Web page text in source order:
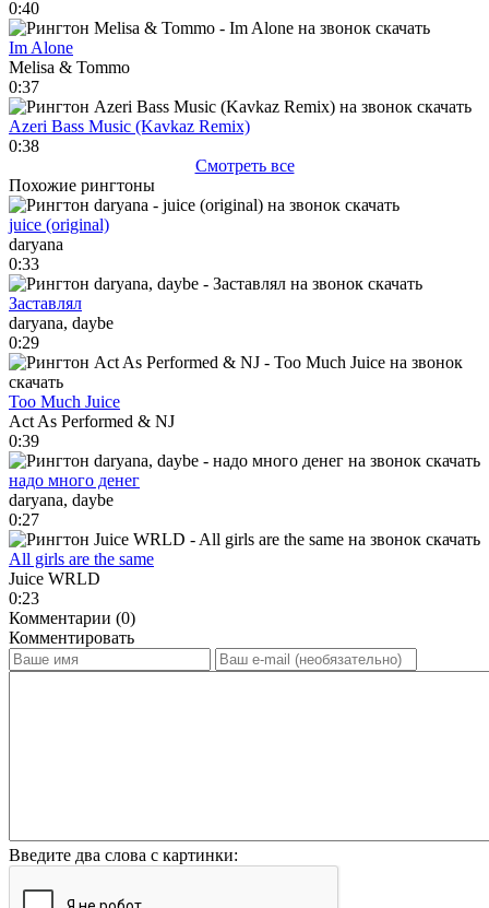
0:40
Im Alone
Melisa & Tommo
0:37
Azeri Bass Music (Kavkaz Remix)
0:38
Смотреть все
Похожие рингтоны
juice (original)
daryana
0:33
Заставлял
daryana, daybe
0:29
Too Much Juice
Act As Performed & NJ
0:39
надо много денег
daryana, daybe
0:27
All girls are the same
Juice WRLD
0:23
Комментарии (0)
Комментировать
Введите два слова с картинки: